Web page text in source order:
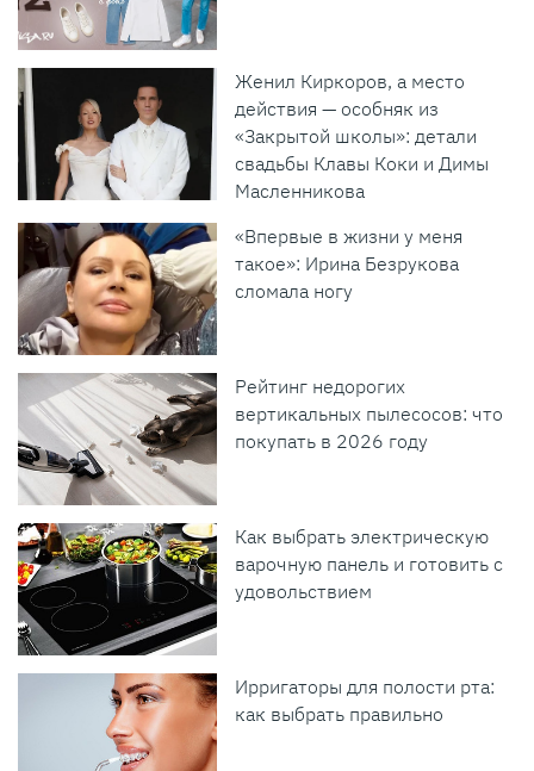
Женил Киркоров, а место
действия — особняк из
«Закрытой школы»: детали
свадьбы Клавы Коки и Димы
Масленникова
«Впервые в жизни у меня
такое»: Ирина Безрукова
сломала ногу
Рейтинг недорогих
вертикальных пылесосов: что
покупать в 2026 году
Как выбрать электрическую
варочную панель и готовить с
удовольствием
Ирригаторы для полости рта:
как выбрать правильно